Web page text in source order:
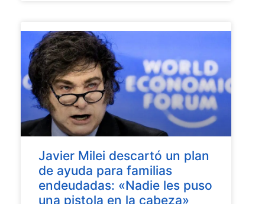
Javier Milei descartó un plan
de ayuda para familias
endeudadas: «Nadie les puso
una pistola en la cabeza»